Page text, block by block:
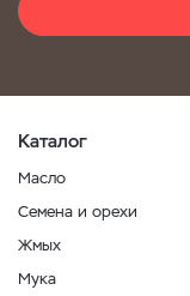
Каталог
Масло
Семена и орехи
Жмых
Мука